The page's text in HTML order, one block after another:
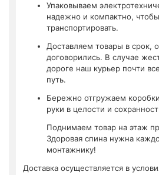
Упаковываем
надежно и компактно,
транспортировать.
Доставляем товары в срок,
договорились. В случае
дороге наш курьер почти
путь.
Бережно отгружаем
руки в целости и
Поднимаем товар на этаж
Здоровая спина нужна
монтажнику!
Доставка осуществляется в